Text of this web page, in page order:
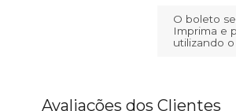
O boleto
Imprima e
utilizando
Avaliações dos Clientes